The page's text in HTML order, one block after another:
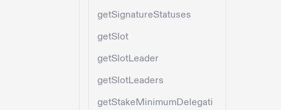
getSignatureStatuses
getSlot
getSlotLeader
getSlotLeaders
getStakeMinimumDelegati